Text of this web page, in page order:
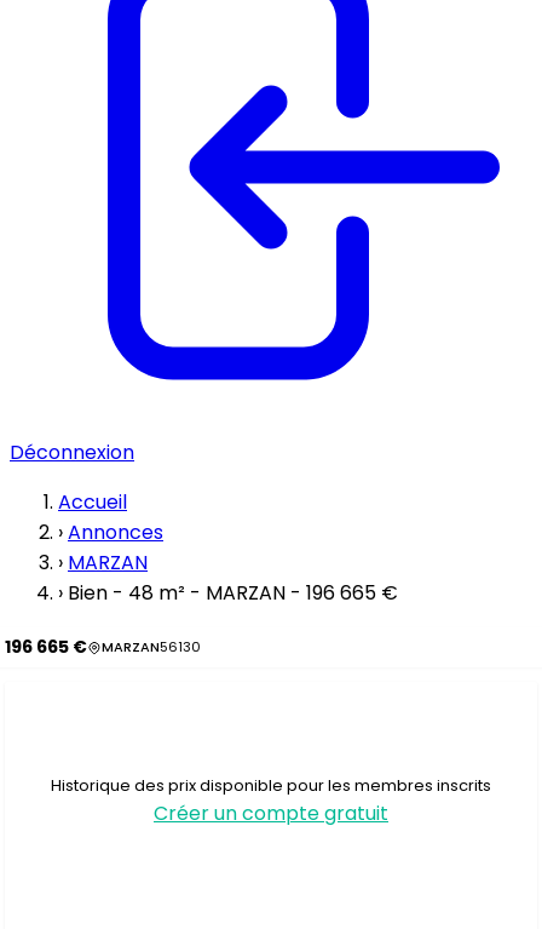
Déconnexion
Accueil
›Annonces
› MARZAN
› Bien - 48 m² - MARZAN - 196 665 €
196 665 € MARZAN56130
Historique des prix disponible pour les membres inscrits
Créer un compte gratuit